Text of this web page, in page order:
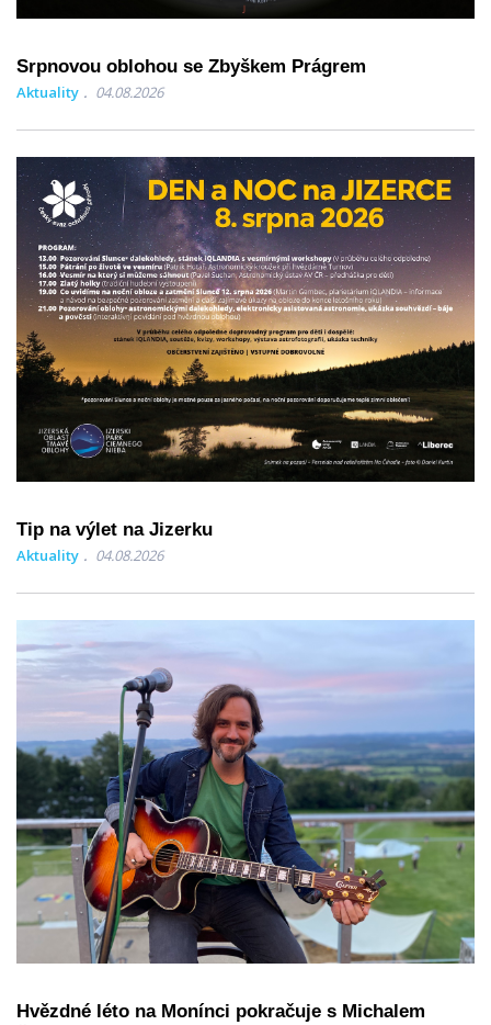
Srpnovou oblohou se Zbyškem Prágrem
Aktuality 04.08.2026
Tip na výlet na Jizerku
Aktuality 04.08.2026
Hvězdné léto na Monínci pokračuje s Michalem